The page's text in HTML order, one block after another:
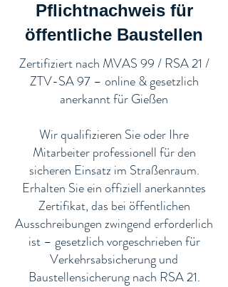
Pflichtnachweis für
öffentliche Baustellen​
​Zertifiziert nach MVAS 99 / RSA 21 /
ZTV-SA 97 – online & gesetzlich
anerkannt für Gießen
Wir qualifizieren Sie oder Ihre
Mitarbeiter professionell für den
sicheren Einsatz im Straßenraum.
Erhalten Sie ein offiziell anerkanntes
Zertifikat, das bei öffentlichen
Ausschreibungen zwingend erforderlich
ist – gesetzlich vorgeschrieben für
Verkehrsabsicherung und
Baustellensicherung nach RSA 21.